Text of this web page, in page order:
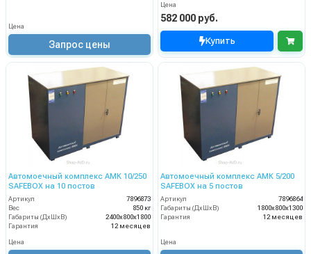
Цена
Запрос цены
Цена
582 000 руб.
Купить
Автомоечный комплекс АМК 10/250
SAFEBOX на 10 постов
Артикул
7896873
Вес
850 кг
Габариты (ДхШхВ)
2400х800х1800
Гарантия
12 месяцев
Цена
Автомоечный комплекс АМК 5/200
SAFEBOX на 5 постов
Артикул
7896864
Габариты (ДхШхВ)
1800х800х1300
Гарантия
12 месяцев
Цена